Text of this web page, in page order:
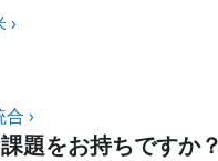
›
›
題をお持ちですか？